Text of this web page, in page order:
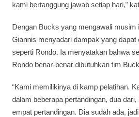
kami bertanggung jawab setiap hari,”
Dengan Bucks yang mengawali musim
Giannis menyadari dampak yang dapat
seperti Rondo. Ia menyatakan bahwa
Rondo benar-benar dibutuhkan tim
“Kami memilikinya di kamp pelatihan.
dalam beberapa pertandingan, dua
empat pertandingan. Dia sudah ada,